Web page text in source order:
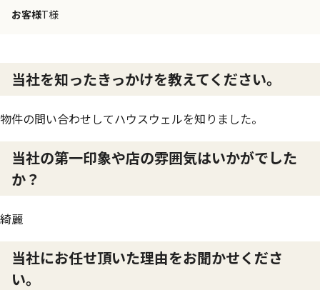
お客様T様
当社を知ったきっかけを教えてください。
物件の問い合わせしてハウスウェルを知りました。
当社の第一印象や店の雰囲気はいかがでした
か？
綺麗
当社にお任せ頂いた理由をお聞かせくださ
い。